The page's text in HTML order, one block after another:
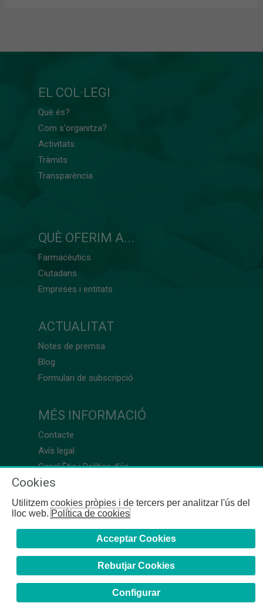
EL COL·LEGI
Què és?
Com s'organitza?
Activitats
Tràmits
Transparència
QUÈ OFERIM A...
Farmacèutics
Ciutadans
Empreses i entitats
ACTUALITAT
Notes de premsa
Blog
Formulari de subscripció
MÉS INFORMACIÓ
Contacte
Avís legal
Canal Ètic i Política d’ús
Cookies
Utilitzem cookies pròpies i de tercers per analitzar l'ús del
lloc web.Política de cookies
Acceptar Cookies
Rebutjar Cookies
Configurar